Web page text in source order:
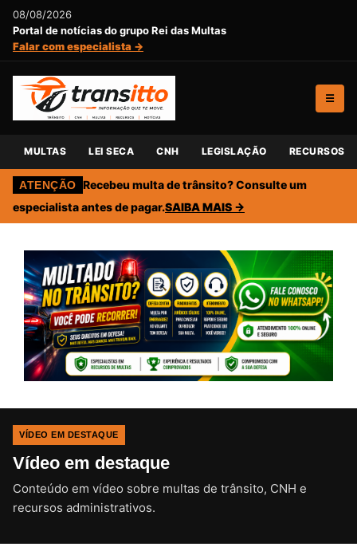
08/08/2026
Portal de notícias do grupo Rei das Multas
Falar com especialista →
☰
MULTAS LEI SECA CNH LEGISLAÇÃO RECURSOS
ATENÇÃO Recebeu multa de trânsito? Consulte um
especialista antes de pagar.SAIBA MAIS →
VÍDEO EM DESTAQUE
Vídeo em destaque
Conteúdo em vídeo sobre multas de trânsito, CNH e
recursos administrativos.CLIQUE PARA ATIVAR O SOM